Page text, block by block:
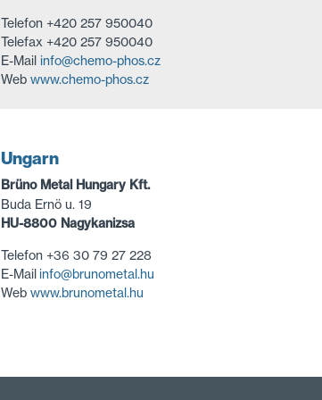
Telefon +420 257 950040
Telefax +420 257 950040
E-Mail info@chemo-phos.cz
Web www.chemo-phos.cz
Ungarn
Brüno Metal Hungary Kft.
Buda Ernö u. 19
HU-8800 Nagykanizsa
Telefon +36 30 79 27 228
E-Mailinfo@brunometal.hu
Web www.brunometal.hu